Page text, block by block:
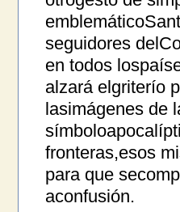
seguidores
en todos
alzará elgriterío
lasimágenes de
fronteras,esos
para que
aconfusión.